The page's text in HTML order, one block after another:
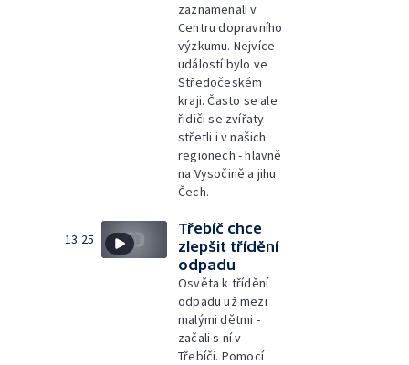
zaznamenali v
Centru dopravního
výzkumu. Nejvíce
událostí bylo ve
Středočeském
kraji. Často se ale
řidiči se zvířaty
střetli i v našich
regionech - hlavně
na Vysočině a jihu
Čech.
13:25
Třebíč chce
zlepšit třídění
odpadu
Osvěta k třídění
odpadu už mezi
malými dětmi -
začali s ní v
Třebíči. Pomocí